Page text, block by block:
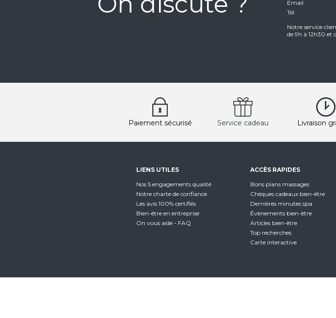
Email
Tél
Notre service
de 9h à 12h30 et
Paiement sécurisé Service cadeau Livraison
LIENS UTILES
Nos 5 engagements qualité
Notre charte de confiance
Les avis 100% certifiés
Bien-être en entreprise
On vous aide - FAQ
ACCÈS RAPIDES
Bons plans massages
Chèques cadeaux bien-être
Dernières minutes spa
Évènements bien-être
Articles bien-être
Top recherches
Carte interactive